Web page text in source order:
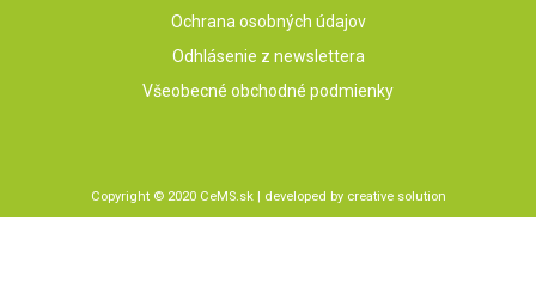
Ochrana osobných údajov
Odhlásenie z newslettera
Všeobecné obchodné podmienky
Copyright © 2020 CeMS.sk | developed by creative solution